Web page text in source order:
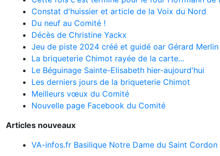
Constat d'huissier et article de la Voix du Nord
Du neuf au Comité !
Décès de Christine Yackx
Jeu de piste 2024 créé et guidé oar Gérard Merlin
La briqueterie Chimot rayée de la carte...
Le Béguinage Sainte-Elisabeth hier-aujourd'hui
Les derniers jours de la briqueterie Chimot
Meilleurs vœux du Comité
Nouvelle page Facebook du Comité
Articles nouveaux
VA-infos.fr Basilique Notre Dame du Saint Cordon